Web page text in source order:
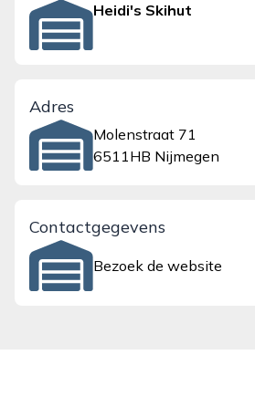
Heidi's Skihut
Adres
Molenstraat 71
6511HB Nijmegen
Contactgegevens
Bezoek de website